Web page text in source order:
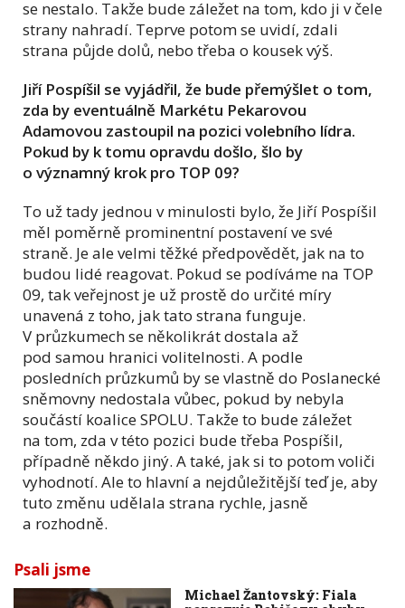
se nestalo. Takže bude záležet na tom, kdo ji v čele
strany nahradí. Teprve potom se uvidí, zdali
strana půjde dolů, nebo třeba o kousek výš.
Jiří Pospíšil se vyjádřil, že bude přemýšlet o tom,
zda by eventuálně Markétu Pekarovou
Adamovou zastoupil na pozici volebního lídra.
Pokud by k tomu opravdu došlo, šlo by
o významný krok pro TOP 09?
To už tady jednou v minulosti bylo, že Jiří Pospíšil
měl poměrně prominentní postavení ve své
straně. Je ale velmi těžké předpovědět, jak na to
budou lidé reagovat. Pokud se podíváme na TOP
09, tak veřejnost je už prostě do určité míry
unavená z toho, jak tato strana funguje.
V průzkumech se několikrát dostala až
pod samou hranici volitelnosti. A podle
posledních průzkumů by se vlastně do Poslanecké
sněmovny nedostala vůbec, pokud by nebyla
součástí koalice SPOLU. Takže to bude záležet
na tom, zda v této pozici bude třeba Pospíšil,
případně někdo jiný. A také, jak si to potom voliči
vyhodnotí. Ale to hlavní a nejdůležitější teď je, aby
tuto změnu udělala strana rychle, jasně
a rozhodně.
Psali jsme
Michael Žantovský: Fiala